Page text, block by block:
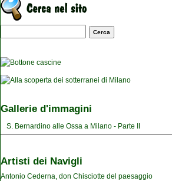
Maschera di ricerca
Gallerie d'immagini
S. Bernardino alle Ossa a Milano - Parte II
Artisti dei Navigli
Antonio Cederna, don Chisciotte del paesaggio